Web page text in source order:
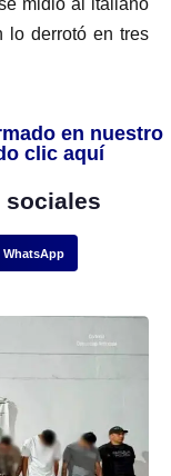
lo derrotó en tres
en nuestro
clic aquí
sociales
WhatsApp